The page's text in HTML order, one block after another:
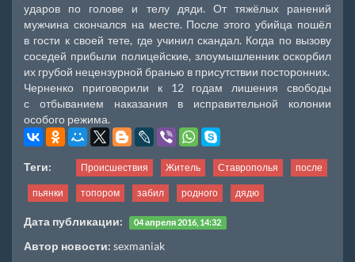
ударов по голове и телу дяди. От тяжёлых ранений
мужчина скончался на месте. После этого убийца пошёл
в гости к своей тете, где учинил скандал. Когда по вызову
соседей прибыли полицейские, злоумышленник оскорбил
их грубой нецензурной бранью в присутствии посторонних.
Черненко приговорили к 12 годам лишения свободы
с отбыванием наказания в исправительной колонии
особого режима.
Теги: Происшествия Житель Ставрополья после
пьянки топором забил родного дядю
Дата публикации: 04 апреля 2016, 14:32
Автор новости: sexmaniak